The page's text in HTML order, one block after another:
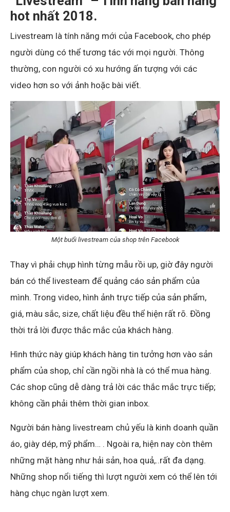
hot nhất 2018.
Livestream là tính năng mới của Facebook, cho phép
người dùng có thể tương tác với mọi người. Thông
thường, con người có xu hướng ấn tượng với các
video hơn so với ảnh hoặc bài viết.
Một buổi livestream của shop trên Facebook
Thay vì phải chụp hình từng mẫu rồi up, giờ đây người
bán có thể livesteam để quảng cáo sản phẩm của
mình. Trong video, hình ảnh trực tiếp của sản phẩm,
giá, màu sắc, size, chất liệu đều thể hiện rất rõ. Đồng
thời trả lời được thắc mắc của khách hàng.
Hình thức này giúp khách hàng tin tưởng hơn vào sản
phẩm của shop, chỉ cần ngồi nhà là có thể mua hàng.
Các shop cũng dễ dàng trả lời các thắc mắc trực tiếp;
không cần phải thêm thời gian inbox.
Người bán hàng livestream chủ yếu là kinh doanh quần
áo, giày dép, mỹ phẩm… . Ngoài ra, hiện nay còn thêm
những mặt hàng như hải sản, hoa quả,..rất đa dạng.
Những shop nổi tiếng thì lượt người xem có thể lên tới
hàng chục ngàn lượt xem.